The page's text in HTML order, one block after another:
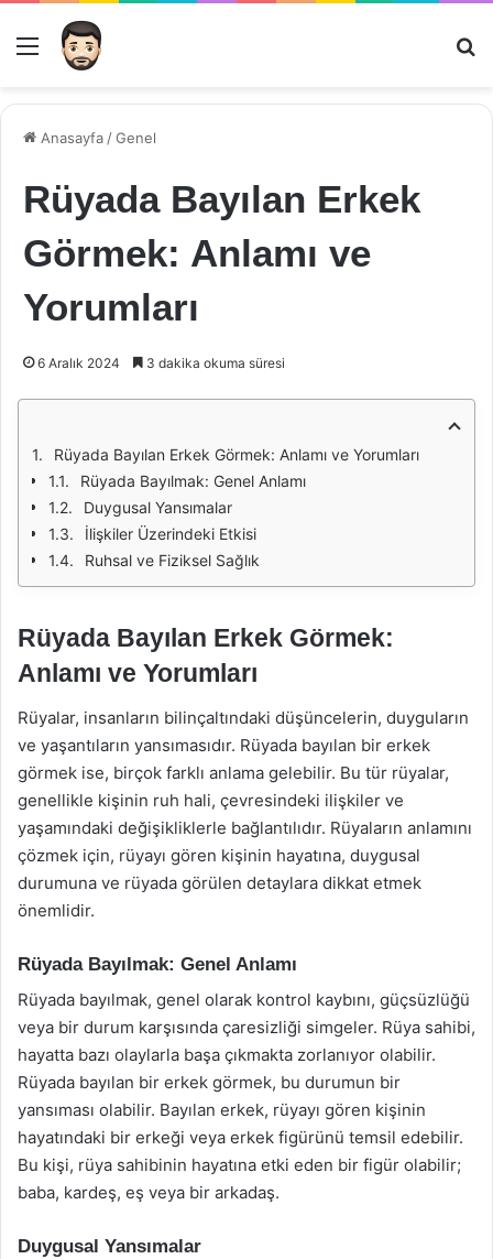
Menü
Anasayfa /Genel
Rüyada Bayılan Erkek
Görmek: Anlamı ve
Yorumları
6 Aralık 2024 3 dakika okuma süresi
Rüyada Bayılan Erkek Görmek: Anlamı ve Yorumları
Rüyada Bayılmak: Genel Anlamı
Duygusal Yansımalar
İlişkiler Üzerindeki Etkisi
Ruhsal ve Fiziksel Sağlık
Rüyada Bayılan Erkek Görmek:
Anlamı ve Yorumları
Rüyalar, insanların bilinçaltındaki düşüncelerin, duyguların
ve yaşantıların yansımasıdır. Rüyada bayılan bir erkek
görmek ise, birçok farklı anlama gelebilir. Bu tür rüyalar,
genellikle kişinin ruh hali, çevresindeki ilişkiler ve
yaşamındaki değişikliklerle bağlantılıdır. Rüyaların anlamını
çözmek için, rüyayı gören kişinin hayatına, duygusal
durumuna ve rüyada görülen detaylara dikkat etmek
önemlidir.
Rüyada Bayılmak: Genel Anlamı
Rüyada bayılmak, genel olarak kontrol kaybını, güçsüzlüğü
veya bir durum karşısında çaresizliği simgeler. Rüya sahibi,
hayatta bazı olaylarla başa çıkmakta zorlanıyor olabilir.
Rüyada bayılan bir erkek görmek, bu durumun bir
yansıması olabilir. Bayılan erkek, rüyayı gören kişinin
hayatındaki bir erkeği veya erkek figürünü temsil edebilir.
Bu kişi, rüya sahibinin hayatına etki eden bir figür olabilir;
baba, kardeş, eş veya bir arkadaş.
Duygusal Yansımalar